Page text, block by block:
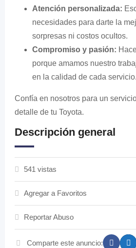
Atención personalizada:
necesidades para darte la
sorpresas ni costos ocultos.
Compromiso y pasión:
porque amamos nuestro
en la calidad de cada servicio.
Confía en nosotros para un
detalle de tu Toyota.
Descripción general
541 vistas
Agregar a Favoritos
Reportar Abuso
Comparte este anuncio: